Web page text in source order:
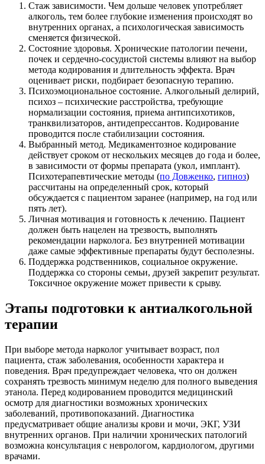
Стаж зависимости. Чем дольше человек употребляет
алкоголь, тем более глубокие изменения происходят во
внутренних органах, а психологическая зависимость
сменяется физической.
Состояние здоровья. Хронические патологии печени,
почек и сердечно-сосудистой системы влияют на выбор
метода кодирования и длительность эффекта. Врач
оценивает риски, подбирает безопасную терапию.
Психоэмоциональное состояние. Алкогольный делирий,
психоз – психические расстройства, требующие
нормализации состояния, приема антипсихотиков,
транквилизаторов, антидепрессантов. Кодирование
проводится после стабилизации состояния.
Выбранный метод. Медикаментозное кодирование
действует сроком от нескольких месяцев до года и более,
в зависимости от формы препарата (укол, имплант).
Психотерапевтические методы (по Довженко, гипноз)
рассчитаны на определенный срок, который
обсуждается с пациентом заранее (например, на год или
пять лет).
Личная мотивация и готовность к лечению. Пациент
должен быть нацелен на трезвость, выполнять
рекомендации нарколога. Без внутренней мотивации
даже самые эффективные препараты будут бесполезны.
Поддержка родственников, социальное окружение.
Поддержка со стороны семьи, друзей закрепит результат.
Токсичное окружение может привести к срыву.
Этапы подготовки к антиалкогольной
терапии
При выборе метода нарколог учитывает возраст, пол
пациента, стаж заболевания, особенности характера и
поведения. Врач предупреждает человека, что он должен
сохранять трезвость минимум неделю для полного выведения
этанола. Перед кодированием проводится медицинский
осмотр для диагностики возможных хронических
заболеваний, противопоказаний. Диагностика
предусматривает общие анализы крови и мочи, ЭКГ, УЗИ
внутренних органов. При наличии хронических патологий
возможна консультация с неврологом, кардиологом, другими
врачами.